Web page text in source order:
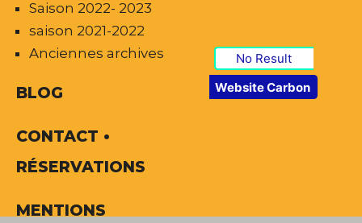
Saison 2022- 2023
saison 2021-2022
Anciennes archives
BLOG
CONTACT •
RÉSERVATIONS
MENTIONS
No Result
Website Carbon